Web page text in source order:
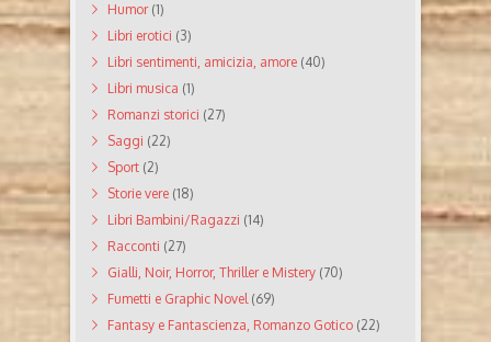
Humor(1)
Libri erotici (3)
Libri sentimenti, amicizia, amore (40)
Libri musica (1)
Romanzi storici (27)
Saggi (22)
Sport (2)
Storie vere (18)
Libri Bambini/Ragazzi (14)
Racconti (27)
Gialli, Noir, Horror, Thriller e Mistery (70)
Fumetti e Graphic Novel(69)
Fantasy e Fantascienza, Romanzo Gotico (22)